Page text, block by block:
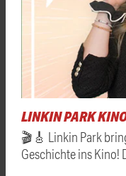
LINKIN PARK
🎬🎸 Linkin Park
Geschichte ins Kino!